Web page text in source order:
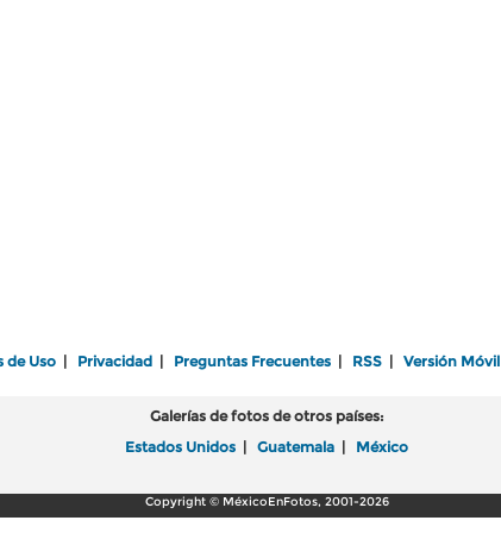
de Uso Privacidad Preguntas Frecuentes RSS Versión Móvil
Galerías de fotos de otros países:
Estados Unidos
Guatemala México
Copyright © MéxicoEnFotos, 2001-2026